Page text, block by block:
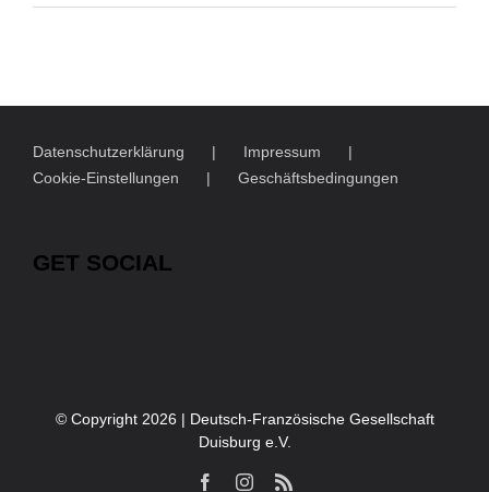
Datenschutzerklärung
Impressum
Cookie-Einstellungen
Geschäftsbedingungen
GET SOCIAL
© Copyright 2026 | Deutsch-Französische Gesellschaft
Duisburg e.V.
FacebookInstagram